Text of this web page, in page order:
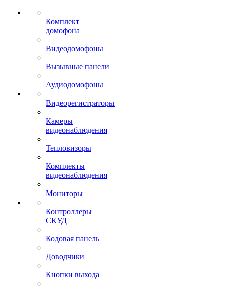
Комплект
домофона
Видеодомофоны
Вызывные панели
Аудиодомофоны
Видеорегистраторы
Камеры
видеонаблюдения
Тепловизоры
Комплекты
видеонаблюдения
Мониторы
Контроллеры
СКУД
Кодовая панель
Доводчики
Кнопки выхода